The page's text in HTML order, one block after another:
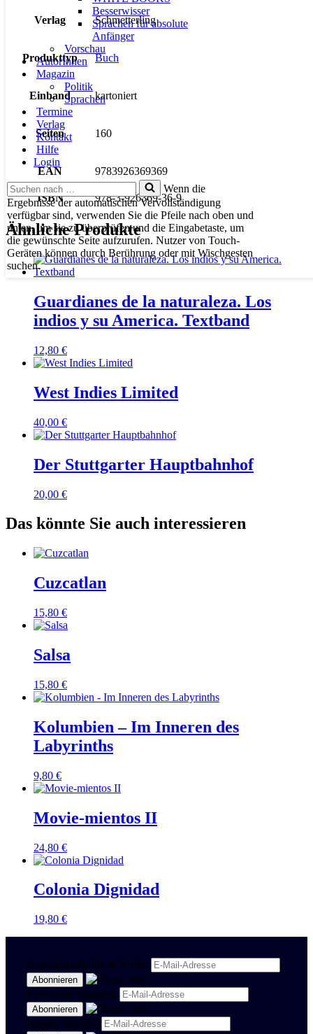
Besserwisser
Sprachen für absolute
Anfänger
Vorschau
AutorInnen
Magazin
Politik
Sprachen
Termine
Verlag
Kontakt
Hilfe
Login
Suchen
nach …
Wenn die
Ergebnisse der automatischen Vervollständigung
verfügbar sind, verwenden Sie die Pfeile nach oben und
unten, um sie zu überprüfen und die Eingabetaste, um
die gewünschte Seite aufzurufen. Nutzer von Touch-
Geräten können durch Berührung oder mit Wischgesten
suchen.
Verlag Schmetterling
Produkttyp Buch
Einband kartoniert
Seiten 160
EAN 9783926369369
ISBN 978-3-926369-36-9
Ähnliche Produkte
Guardianes de la naturaleza. Los
indios y su America. Textband
12,80 €
West Indies Limited
40,00 €
Der Stuttgarter Hauptbahnhof
20,00 €
Das könnte Sie auch interessieren
Cuzcatlan
15,80 €
Salsa
15,80 €
Kolumbien – Im Inneren des
Labyrinths
9,80 €
Movie-mientos II
24,80 €
Colonia Dignidad
19,80 €
Newsletter Politik & Kultur
Newsletter Spanisch
Region Stuttgart